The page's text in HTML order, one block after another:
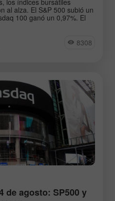
al alza. El S&P 500 subió un
100 ganó un 0,97%. El
8308
de agosto: SP500 y